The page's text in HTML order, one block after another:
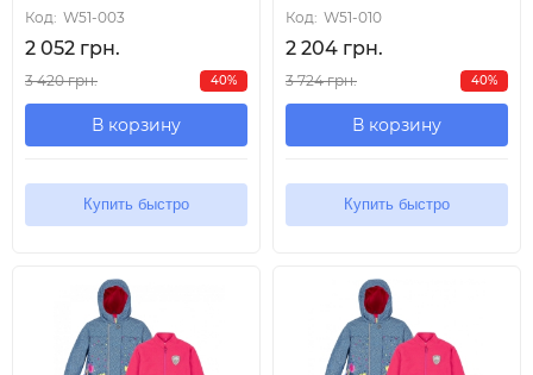
Код: W51-003
2 052 грн.
3 420 грн. 40%
В корзину
Купить быстро
Код: W51-010
2 204 грн.
3 724 грн. 40%
В корзину
Купить быстро